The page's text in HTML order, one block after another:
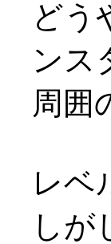
どう
ンス
周囲
レベ
しが